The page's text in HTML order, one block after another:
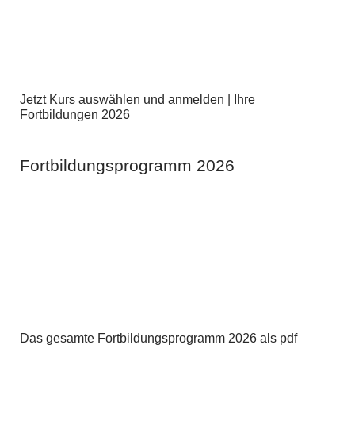
Jetzt Kurs auswählen und anmelden | Ihre
Fortbildungen 2026
Fortbildungsprogramm 2026
Das gesamte Fortbildungsprogramm 2026 als pdf